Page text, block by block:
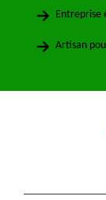
Entreprise
Artisan